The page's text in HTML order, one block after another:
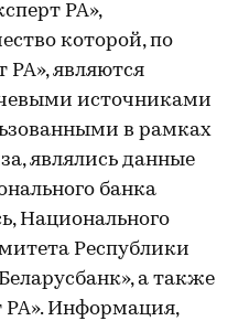
РА»,
которой, по
являются
источниками
в рамках
являлись данные
банка
Национального
Республики
а также
РА». Информация,